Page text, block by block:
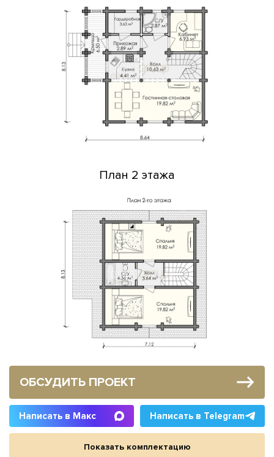
План 2 этажа
ОБСУДИТЬ ПРОЕКТ
Написать в Макс Написать в Telegram
Показать комплектацию